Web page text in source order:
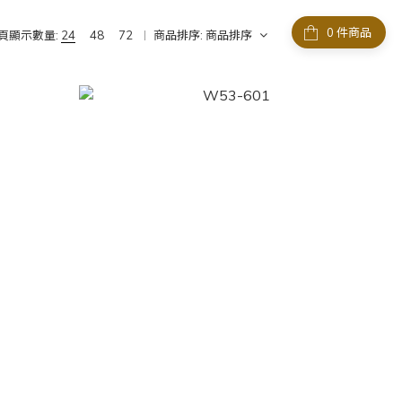
件商品
顯示數量: 24 48 72 商品排序: 商品排序